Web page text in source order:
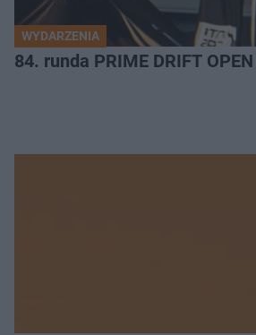
WYDARZENIA
84. runda PRIME DRIFT